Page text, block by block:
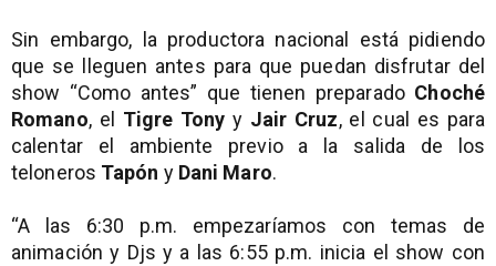
Sin embargo, la productora nacional está pidiendo
que se lleguen antes para que puedan disfrutar del
show “Como antes” que tienen preparado Choché
Romano, el Tigre Tonyy Jair Cruz, el cual es para
calentar el ambiente previo a la salida de los
teloneros Tapón y Dani Maro.
“A las 6:30 p.m. empezaríamos con temas de
animación y Djs y a las 6:55 p.m. inicia el show con